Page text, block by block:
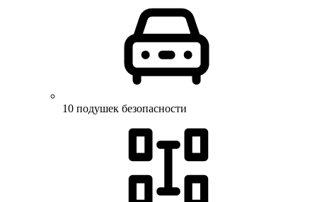
10 подушек безопасности